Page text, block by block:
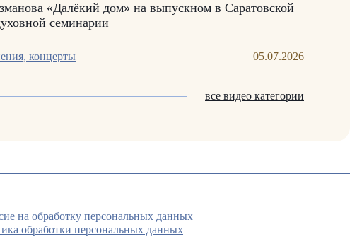
«Далёкий дом» на выпускном в Саратовской
семинарии
концерты 05.07.2026
все видео категории
на обработку персональных данных
обработки персональных данных